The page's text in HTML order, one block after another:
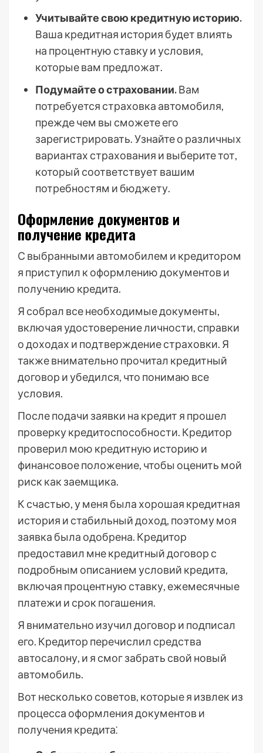
Учитывайте свою кредитную историю.
Ваша кредитная история будет влиять
на процентную ставку и условия,
которые вам предложат.
Подумайте о страховании.Вам
потребуется страховка автомобиля,
прежде чем вы сможете его
зарегистрировать. Узнайте о различных
вариантах страхования и выберите тот,
который соответствует вашим
потребностям и бюджету.
Оформление документов и
получение кредита
С выбранными автомобилем и кредитором
я приступил к оформлению документов и
получению кредита.
Я собрал все необходимые документы,
включая удостоверение личности, справки
о доходах и подтверждение страховки. Я
также внимательно прочитал кредитный
договор и убедился, что понимаю все
условия.
После подачи заявки на кредит я прошел
проверку кредитоспособности. Кредитор
проверил мою кредитную историю и
финансовое положение, чтобы оценить мой
риск как заемщика.
К счастью, у меня была хорошая кредитная
история и стабильный доход, поэтому моя
заявка была одобрена. Кредитор
предоставил мне кредитный договор с
подробным описанием условий кредита,
включая процентную ставку, ежемесячные
платежи и срок погашения.
Я внимательно изучил договор и подписал
его. Кредитор перечислил средства
автосалону, и я смог забрать свой новый
автомобиль.
Вот несколько советов, которые я извлек из
процесса оформления документов и
получения кредита⁚